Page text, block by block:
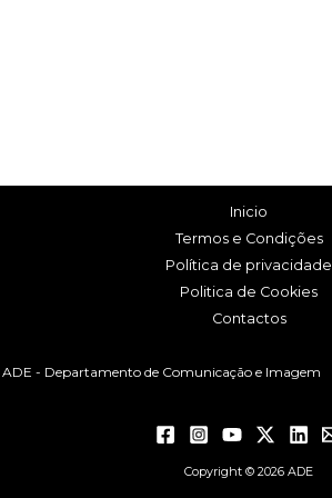
Inicio
Termos e Condições
Política de privacidade
Politica de Cookies
Contactos
ADE - Departamento de Comunicação e Imagem
Copyright © 2026 ADE